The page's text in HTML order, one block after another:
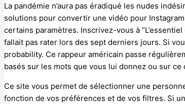
La pandémie n’aura pas éradiqué les nudes
solutions pour convertir une vidéo pour
certains paramètres. Inscrivez-vous à
fallait pas rater lors des sept derniers jours. Si
probability. Ce rappeur américain passe
basés sur les mots que vous lui donnez ou sur ce
Ce site vous permet de sélectionner une
fonction de vos préférences et de vos filtres. Si